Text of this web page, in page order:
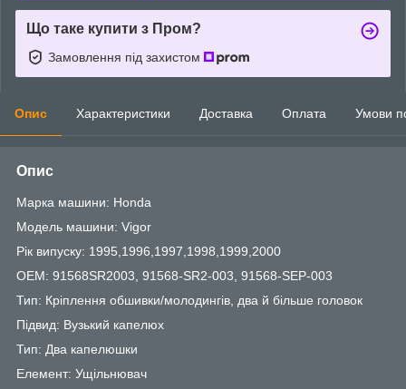
Що таке купити з Пром?
Замовлення під захистом
Опис Характеристики Доставка Оплата Умови
Опис
Марка машини: Honda
Модель машини: Vigor
Рік випуску: 1995,1996,1997,1998,1999,2000
OEM: 91568SR2003, 91568-SR2-003, 91568-SEP-003
Тип: Кріплення обшивки/молодингів, два й більше головок
Підвид: Вузький капелюх
Тип: Два капелюшки
Елемент: Ущільнювач